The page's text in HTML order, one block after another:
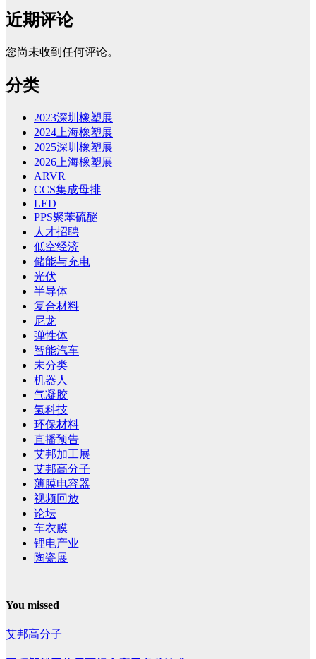
近期评论
您尚未收到任何评论。
分类
2023深圳橡塑展
2024上海橡塑展
2025深圳橡塑展
2026上海橡塑展
ARVR
CCS集成母排
LED
PPS聚苯硫醚
人才招聘
低空经济
储能与充电
光伏
半导体
复合材料
尼龙
弹性体
智能汽车
未分类
机器人
气凝胶
氢科技
环保材料
直播预告
艾邦加工展
艾邦高分子
薄膜电容器
视频回放
论坛
车衣膜
锂电产业
陶瓷展
You missed
艾邦高分子